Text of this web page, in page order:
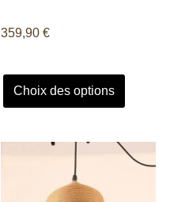
359,90 €
Choix des options